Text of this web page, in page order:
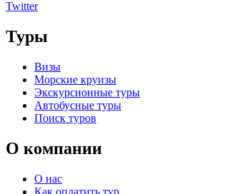
Twitter
Туры
Визы
Морские круизы
Экскурсионные туры
Автобусные туры
Поиск туров
О компании
О нас
Как оплатить тур